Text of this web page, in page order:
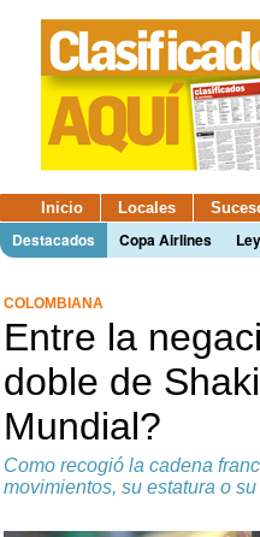
Inicio Locales
Destacados Copa Airlines
COLOMBIANA
Entre la
doble de
Mundial?
Como recogió la cadena
movimientos, su estatura o